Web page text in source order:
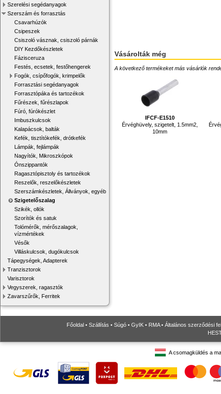
Szerelési segédanyagok
Szerszám és forrasztás
Csavarhúzók
Csipeszek
Csiszoló vásznak, csiszoló párnák
DIY Kezdőkészletek
Fázisceruza
Festés, ecsetek, festőhengerek
Fogók, csípőfogók, krimpelők
Forrasztási segédanyagok
Forrasztópáka és tartozékok
Fűrészek, fűrészlapok
Fúró, fúrókészlet
Imbuszkulcsok
Kalapácsok, balták
Kefék, tisztítókefék, drótkefék
Lámpák, fejlámpák
Nagyítók, Mikroszkópok
Ónszippantók
Ragasztópisztoly és tartozékok
Reszelők, reszelőkészletek
Szerszámkészletek, Állványok, egyéb
Szigetelőszalag
Szikék, ollók
Szorítók és satuk
Tolómérők, mérőszalagok,
vízmértékek
Vésők
Villáskulcsok, dugókulcsok
Tápegységek, Adapterek
Tranzisztorok
Varisztorok
Vegyszerek, ragasztók
Zavarszűrők, Ferritek
Vásárolták még
A következő termékeket más vásárlók
IFCF-E1510
Érvéghüvely, szigetelt, 1.5mm2,
10mm
Főoldal • Szállítás • Súgó • GyIK • RMA• Általános szerződési
A csomagküldés a